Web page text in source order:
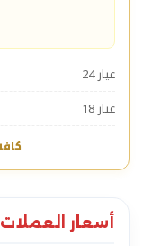
عيار 24
عيار 18
أسعار